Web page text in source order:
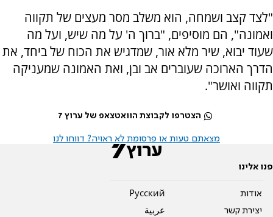
"לצד קצב ושמחה, הוא משלב מסר מעצים של תקווה
ואמונה", הם מוסיפים, "ברוך ה' על מה שיש, ועל מה
שעוד יבוא, שיר מלא אור, שמדגיש את הכוח של ביחד, את
הדרך הארוכה שעוברים אב ובן, ואת האמונה שמעניקה
תקווה ואושר".
הצטרפו לקבוצת הוואטצאפ של ערוץ 7
מצאתם טעות או פרסומת לא ראויה? דווחו לנו
פנו אלינו
אודות
יצירת קשר
Pусский
عربية